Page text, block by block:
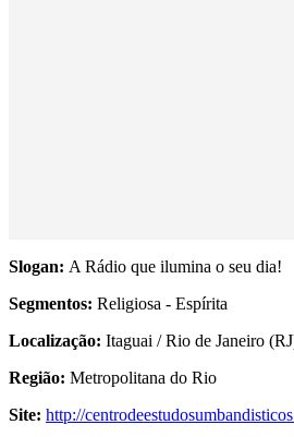
Slogan: A Rádio que ilumina o seu dia!
Segmentos: Religiosa - Espírita
Localização: Itaguai / Rio de Janeiro
Região: Metropolitana do Rio
Site: http://